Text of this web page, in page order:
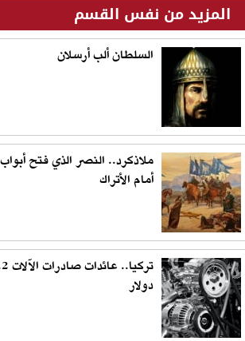
المزيد من نفس القسم
السلطان ألب أرسلان
ملاذكرد.. النصر الذي فتح
أمام الأتراك
دولار